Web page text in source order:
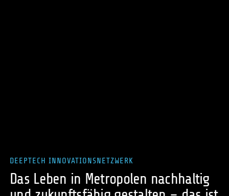
DEEPTECH INNOVATIONSNETZWERK
Das Leben in Metropolen nachhaltig